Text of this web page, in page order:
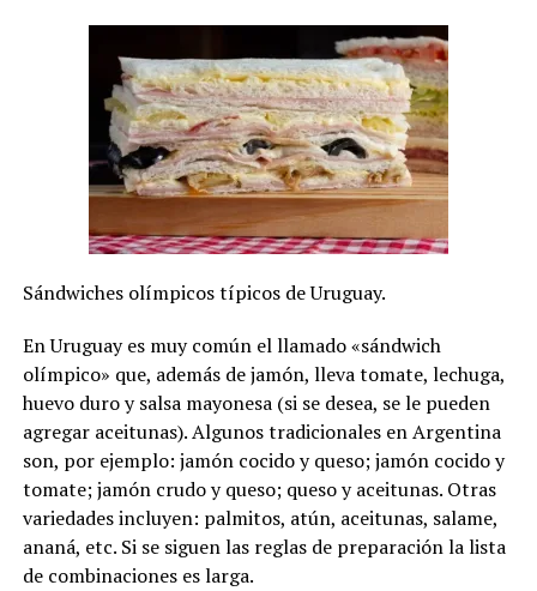
Sándwiches olímpicos típicos de Uruguay.
En Uruguay es muy común el llamado «sándwich
olímpico» que, además de jamón, lleva tomate, lechuga,
huevo duro y salsa mayonesa (si se desea, se le pueden
agregar aceitunas). Algunos tradicionales en Argentina
son, por ejemplo: jamón cocido y queso; jamón cocido y
tomate; jamón crudo y queso; queso y aceitunas. Otras
variedades incluyen: palmitos, atún, aceitunas, salame,
ananá, etc. Si se siguen las reglas de preparación la lista
de combinaciones es larga.